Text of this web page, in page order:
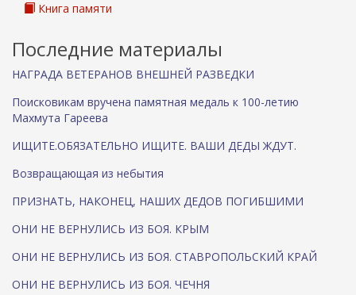
Книга памяти
Последние материалы
НАГРАДА ВЕТЕРАНОВ ВНЕШНЕЙ РАЗВЕДКИ
Поисковикам вручена памятная медаль к 100-летию
Махмута Гареева
ИЩИТЕ.ОБЯЗАТЕЛЬНО ИЩИТЕ. ВАШИ ДЕДЫ ЖДУТ.
Возвращающая из небытия
ПРИЗНАТЬ, НАКОНЕЦ, НАШИХ ДЕДОВ ПОГИБШИМИ
ОНИ НЕ ВЕРНУЛИСЬ ИЗ БОЯ. КРЫМ
ОНИ НЕ ВЕРНУЛИСЬ ИЗ БОЯ. СТАВРОПОЛЬСКИЙ КРАЙ
ОНИ НЕ ВЕРНУЛИСЬ ИЗ БОЯ. ЧЕЧНЯ